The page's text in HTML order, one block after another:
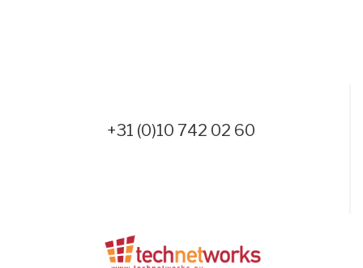
+31 (0)10 742 02 60